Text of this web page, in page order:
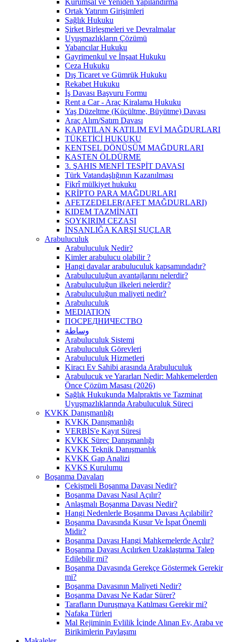
Kurumsal ve Yeniden Yapılandırma
Ortak Yatırım Girişimleri
Sağlık Hukuku
Şirket Birleşmeleri ve Devralmalar
Uyuşmazlıkların Çözümü
Yabancılar Hukuku
Gayrimenkul ve İnşaat Hukuku
Ceza Hukuku
Dış Ticaret ve Gümrük Hukuku
Rekabet Hukuku
İş Davası Başvuru Formu
Rent a Car - Araç Kiralama Hukuku
Yaş Düzeltme (Küçültme, Büyütme) Davası
Araç Alım/Satım Davası
KAPATILAN KATILIM EVİ MAĞDURLARI
TÜKETİCİ HUKUKU
KENTSEL DÖNÜŞÜM MAĞDURLARI
KASTEN ÖLDÜRME
3. ŞAHIS MENFİ TESPİT DAVASI
Türk Vatandaşlığının Kazanılması
Fikrî mülkiyet hukuku
KRİPTO PARA MAĞDURLARI
AFETZEDELER(AFET MAĞDURLARI)
KIDEM TAZMİNATI
SOYKIRIM CEZASI
İNSANLIĞA KARŞI SUÇLAR
Arabuluculuk
Arabuluculuk Nedir?
Kimler arabulucu olabilir ?
Hangi davalar arabuluculuk kapsamındadır?
Arabuluculuğun avantajlarını nelerdir?
Arabuluculuğun ilkeleri nelerdir?
Arabuluculuğun maliyeti nedir?
Arabuluculuk
MEDIATION
ПОСРЕДНИЧЕСТВО
وساطة
Arabuluculuk Sistemi
Arabuluculuk Görevleri
Arabuluculuk Hizmetleri
Kiracı Ev Sahibi arasında Arabuluculuk
Arabulucuk ve Yararları Nedir: Mahkemelerden
Önce Çözüm Masası (2026)
Sağlık Hukukunda Malpraktis ve Tazminat
Uyuşmazlıklarında Arabuluculuk Süreci
KVKK Danışmanlığı
KVKK Danışmanlığı
VERBİS'e Kayıt Süresi
KVKK Süreç Danışmanlığı
KVKK Teknik Danışmanlık
KVKK Gap Analizi
KVKS Kurulumu
Boşanma Davaları
Çekişmeli Boşanma Davası Nedir?
Boşanma Davası Nasıl Açılır?
Anlaşmalı Boşanma Davası Nedir?
Hangi Nedenlerle Boşanma Davası Açılabilir?
Boşanma Davasında Kusur Ve İspat Önemli
Midir?
Boşanma Davası Hangi Mahkemelerde Açılır?
Boşanma Davası Açılırken Uzaklaştırma Talep
Edilebilir mi?
Boşanma Davasında Gerekçe Göstermek Gerekir
mi?
Boşanma Davasının Maliyeti Nedir?
Boşanma Davası Ne Kadar Sürer?
Tarafların Duruşmaya Katılması Gerekir mi?
Nafaka Türleri
Mal Rejiminin Evlilik İçinde Alınan Ev, Araba ve
Birikimlerin Paylaşımı